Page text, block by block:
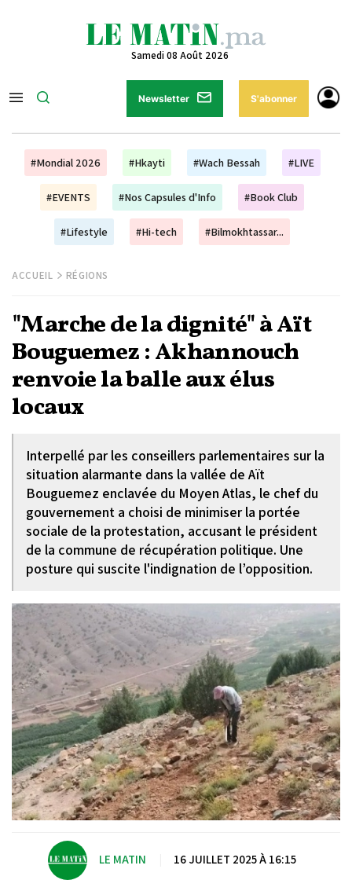
Samedi 08 Août 2026
Newsletter S'abonner
#Mondial 2026 #Hkayti #Wach Bessah #LIVE
#EVENTS #Nos Capsules d'Info #Book Club
#Lifestyle #Hi-tech #Bilmokhtassar...
ACCUEIL RÉGIONS
"Marche de la dignité" à Aït
Bouguemez : Akhannouch
renvoie la balle aux élus
locaux
Interpellé par les conseillers parlementaires sur la
situation alarmante dans la vallée de Aït
Bouguemez enclavée du Moyen Atlas, le chef du
gouvernement a choisi de minimiser la portée
sociale de la protestation, accusant le président
de la commune de récupération politique. Une
posture qui suscite l'indignation de l’opposition.
LE MATIN 16 JUILLET 2025 À 16:15